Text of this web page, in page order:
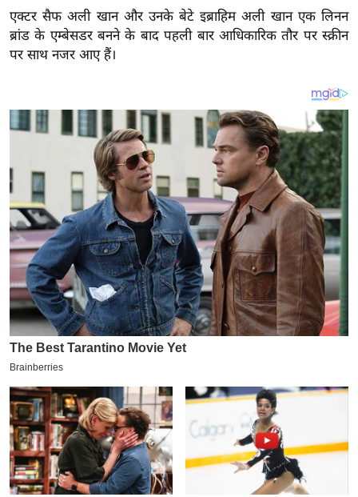
वि
शे
ष
य
खे
ल
क्रि
के
ट
I
P
0
2
6
क्रा
इ
एक्टर सैफ अली खान और उनके बेटे इब्राहिम अली खान एक लिनन
ब्रांड के एम्बेसडर बनने के बाद पहली बार आधिकारिक तौर पर स्क्रीन
पर साथ नजर आए हैं।